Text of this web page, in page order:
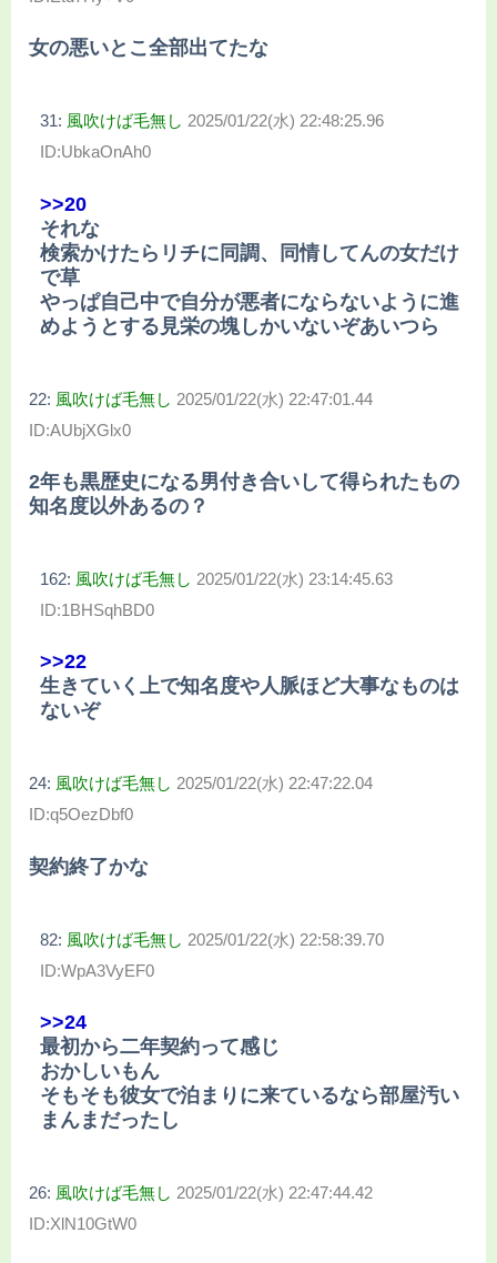
女の悪いとこ全部出てたな
31: 風吹けば毛無し 2025/01/22(水) 22:48:25.96
ID:UbkaOnAh0
>>20
それな
検索かけたらリチに同調、同情してんの女だけ
で草
やっぱ自己中で自分が悪者にならないように進
めようとする見栄の塊しかいないぞあいつら
22: 風吹けば毛無し 2025/01/22(水) 22:47:01.44
ID:AUbjXGlx0
2年も黒歴史になる男付き合いして得られたもの
知名度以外あるの？
162: 風吹けば毛無し 2025/01/22(水) 23:14:45.63
ID:1BHSqhBD0
>>22
生きていく上で知名度や人脈ほど大事なものは
ないぞ
24: 風吹けば毛無し 2025/01/22(水) 22:47:22.04
ID:q5OezDbf0
契約終了かな
82: 風吹けば毛無し 2025/01/22(水) 22:58:39.70
ID:WpA3VyEF0
>>24
最初から二年契約って感じ
おかしいもん
そもそも彼女で泊まりに来ているなら部屋汚い
まんまだったし
26: 風吹けば毛無し 2025/01/22(水) 22:47:44.42
ID:XlN10GtW0